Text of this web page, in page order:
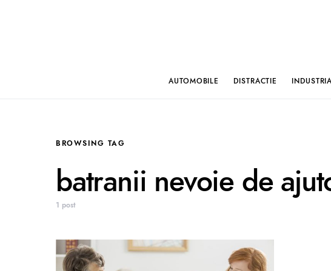
AUTOMOBILE DISTRACTIE
BROWSING TAG
batranii nevoie de
1 post